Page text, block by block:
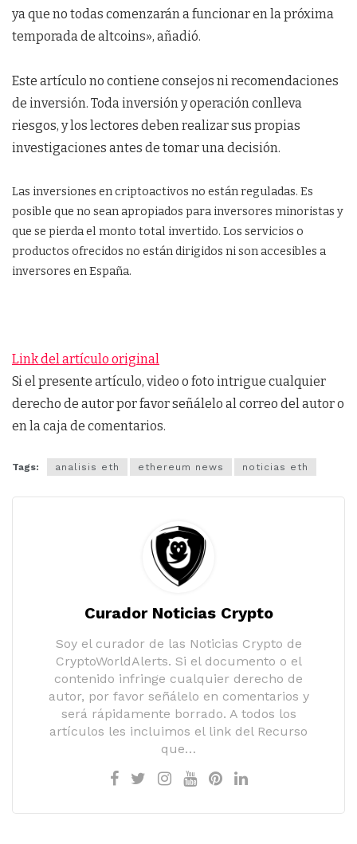
ya que no todas comenzarán a funcionar en la próxima
temporada de altcoins», añadió.
Este artículo no contiene consejos ni recomendaciones
de inversión. Toda inversión y operación conlleva
riesgos, y los lectores deben realizar sus propias
investigaciones antes de tomar una decisión.
Las inversiones en criptoactivos no están reguladas. Es
posible que no sean apropiados para inversores minoristas y
que se pierda el monto total invertido. Los servicios o
productos ofrecidos no están dirigidos ni son accesibles a
inversores en España.
Link del artículo original
Si el presente artículo, video o foto intrigue cualquier
derecho de autor por favor señálelo al correo del autor o
en la caja de comentarios.
Tags: analisis eth ethereum news noticias eth
Curador Noticias Crypto
Soy el curador de las Noticias Crypto de
CryptoWorldAlerts. Si el documento o el
contenido infringe cualquier derecho de
autor, por favor señálelo en comentarios y
será rápidamente borrado. A todos los
artículos les incluimos el link del Recurso
que…